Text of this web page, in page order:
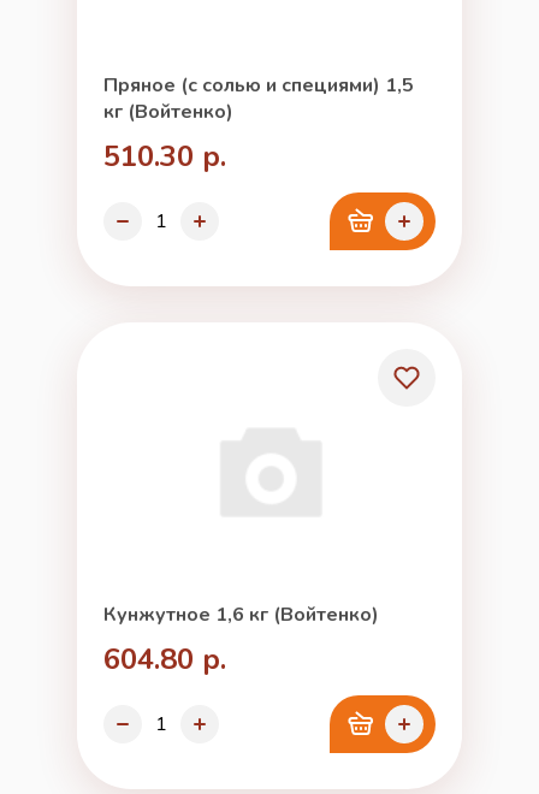
Пряное (с солью и специями) 1,5
кг (Войтенко)
510.30 р.
Кунжутное 1,6 кг (Войтенко)
604.80 р.